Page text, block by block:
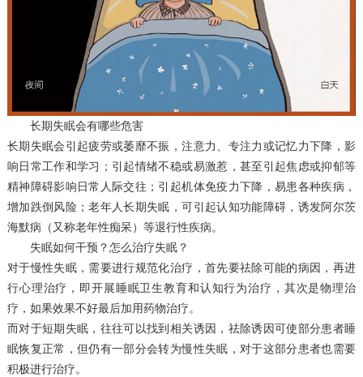
长期失眠会有哪些危害
长期失眠会引起疲劳或萎靡不振，注意力、专注力或记忆力下降，影
响日常工作和学习；引起情绪不稳或易激惹，甚至引起焦虑或抑郁等
精神障碍影响日常人际交往；引起机体免疫力下降，易患各种疾病，
增加跌倒风险；老年人长期失眠，可引起认知功能障碍，诱发阿尔茨
海默病（又称老年性痴呆）等退行性疾病。
失眠如何干预？怎么治疗失眠？
对于慢性失眠，需要进行规范化治疗，首先要祛除可能的病因，再进
行心理治疗，即开展睡眠卫生教育和认知行为治疗，其次是物理治
疗，如果效果不好最后加用药物治疗。
而对于短期失眠，往往可以找到相关诱因，祛除诱因可使部分患者睡
眠恢复正常，但仍有一部分会转为慢性失眠，对于这部分患者也需要
积极进行治疗。